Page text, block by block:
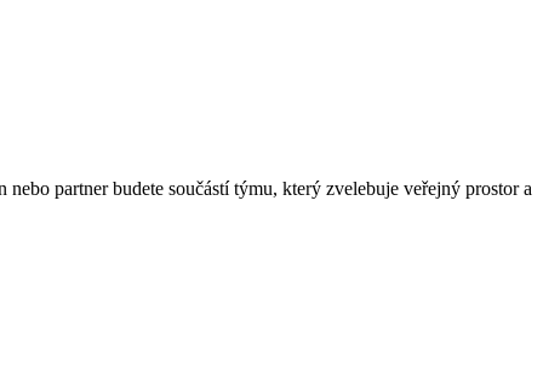
partner budete součástí týmu, který zvelebuje veřejný prostor a